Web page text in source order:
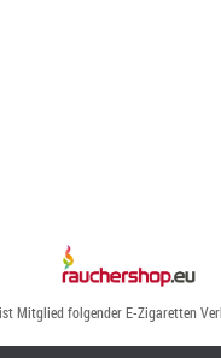
ist Mitglied folgender E-Zigaretten